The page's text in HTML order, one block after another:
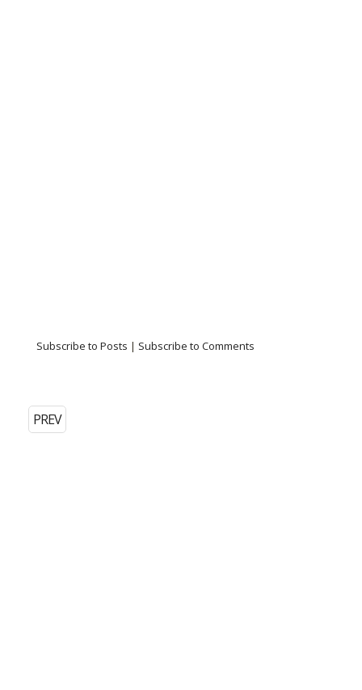
Subscribe to Posts | Subscribe to Comments
PREV